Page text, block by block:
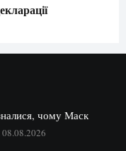
чому Маск
08.08.2026